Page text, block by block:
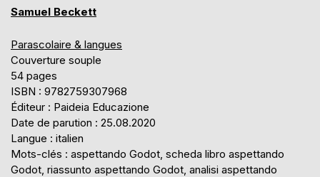
Samuel Beckett
Parascolaire & langues
Couverture souple
54 pages
ISBN : 9782759307968
Éditeur : Paideia Educazione
Date de parution : 25.08.2020
Langue : italien
Mots-clés : aspettando Godot, scheda libro aspettando
Godot, riassunto aspettando Godot, analisi aspettando